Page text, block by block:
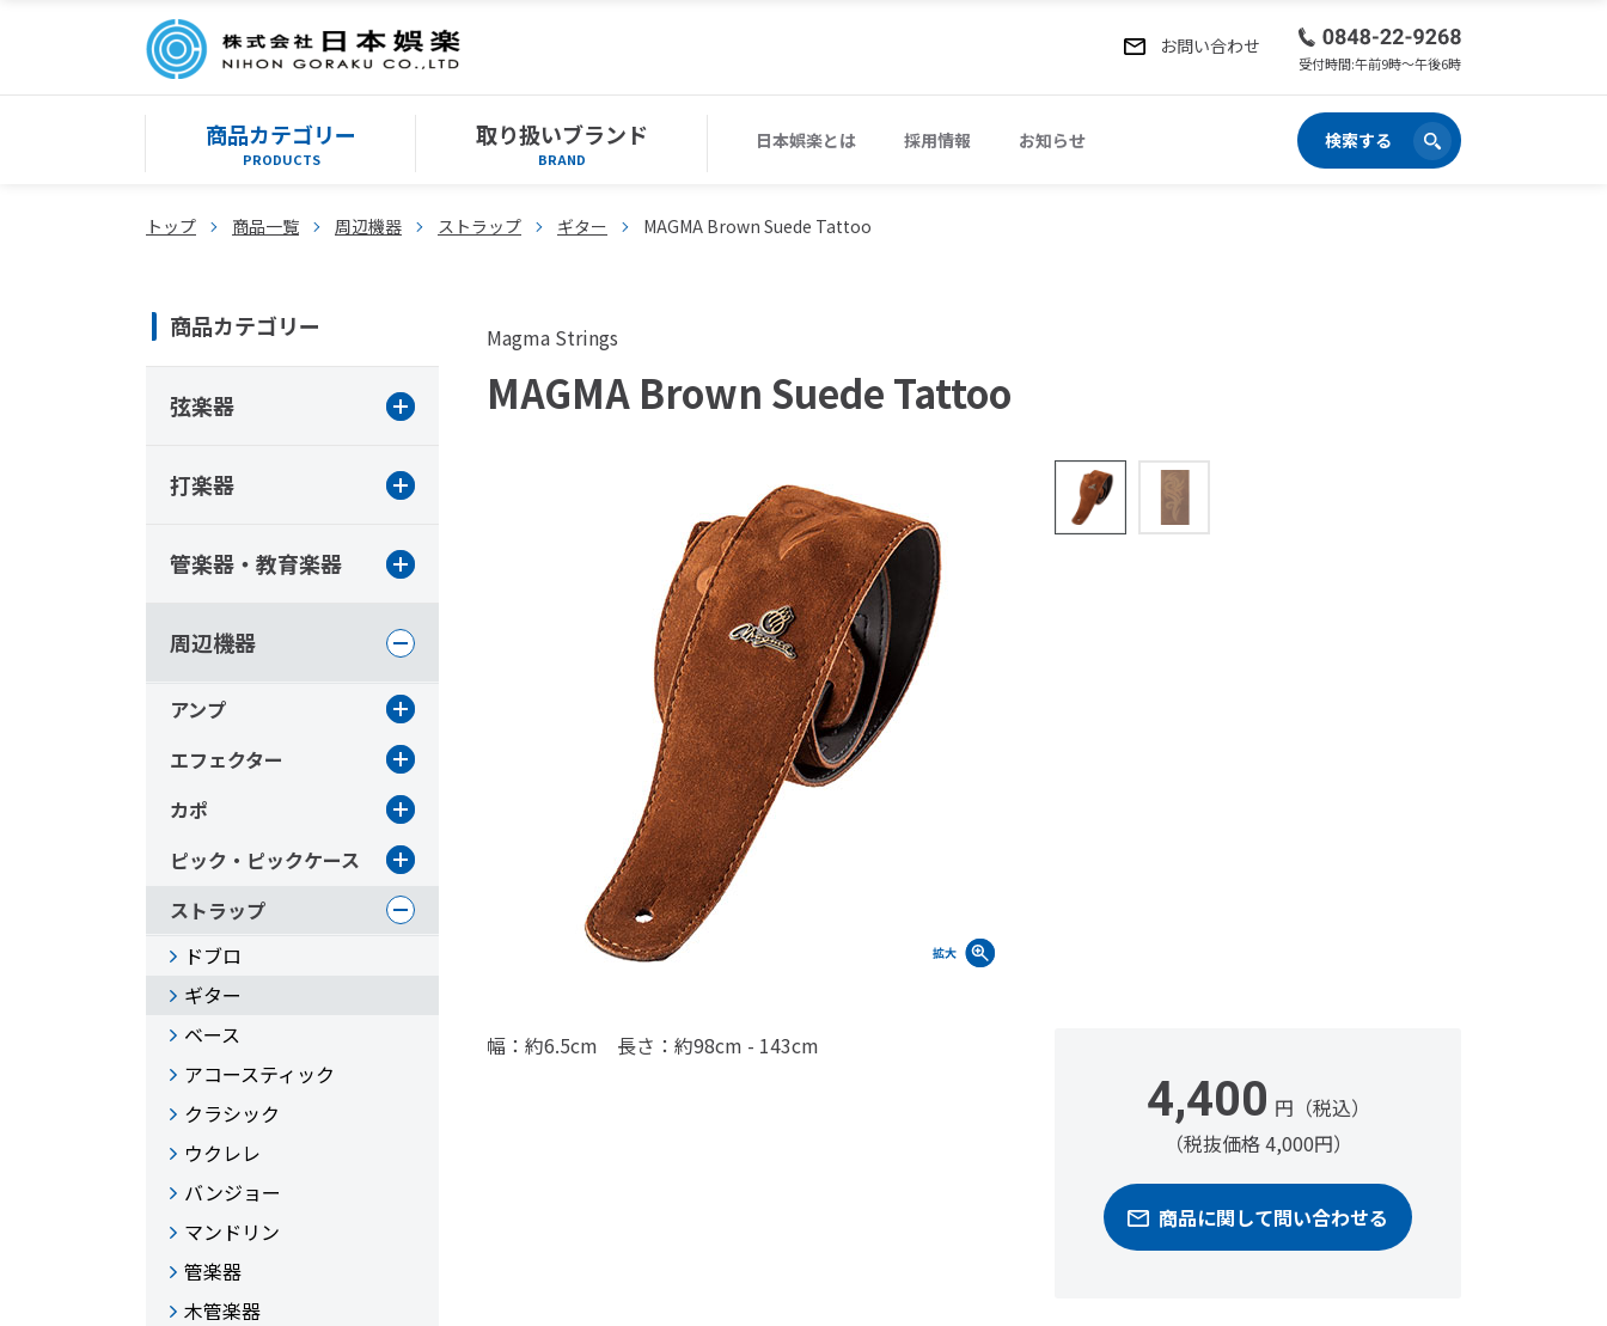
お問い合わせ
受付時間:午前9時〜午後6時
商品カテゴリー
PRODUCTS
取り扱いブランド
BRAND
日本娯楽とは 採用情報 お知らせ 検索する
トップ 商品一覧 周辺機器 ストラップ ギター MAGMA Brown Suede Tattoo
Magma Strings
MAGMA Brown Suede Tattoo
幅：約6.5cm 長さ：約98cm - 143cm
4,400 円（税込）
（税抜価格 4,000円）
商品に関して問い合わせる
商品カテゴリー
弦楽器
打楽器
管楽器・教育楽器
周辺機器
アンプ
エフェクター
カポ
ピック・ピックケース
ストラップ
ドブロ
ギター
ベース
アコースティック
クラシック
ウクレレ
バンジョー
マンドリン
管楽器
木管楽器